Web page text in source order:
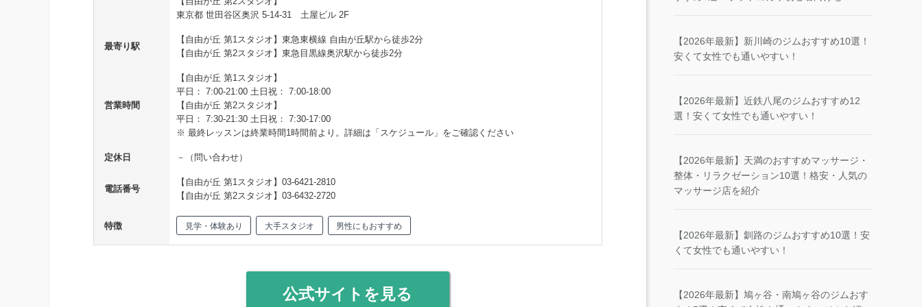
東京都 世田谷区奥沢 5-14-31 土屋ビル 2F
最寄り駅
【自由が丘 第1スタジオ】東急東横線 自由が丘駅から徒歩2分
【自由が丘 第2スタジオ】東急目黒線奥沢駅から徒歩2分
営業時間
【自由が丘 第1スタジオ】
平日： 7:00-21:00 土日祝： 7:00-18:00
【自由が丘 第2スタジオ】
平日： 7:30-21:30 土日祝： 7:30-17:00
※ 最終レッスンは終業時間1時間前より。詳細は「スケジュール」をご確認ください
定休日 －（問い合わせ）
電話番号
【自由が丘 第1スタジオ】03-6421-2810
【自由が丘 第2スタジオ】03-6432-2720
特徴 見学・体験あり 大手スタジオ 男性にもおすすめ
公式サイトを見る
【2026年最新】新川崎のジムおすすめ10選！
安くて女性でも通いやすい！
【2026年最新】近鉄八尾のジムおすすめ12
選！安くて女性でも通いやすい！
【2026年最新】天満のおすすめマッサージ・
整体・リラクゼーション10選！格安・人気の
マッサージ店を紹介
【2026年最新】釧路のジムおすすめ10選！安
くて女性でも通いやすい！
【2026年最新】鳩ヶ谷・南鳩ヶ谷のジムおす